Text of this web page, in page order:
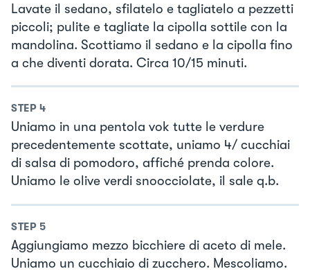
Lavate il sedano, sfilatelo e tagliatelo a pezzetti
piccoli; pulite e tagliate la cipolla sottile con la
mandolina. Scottiamo il sedano e la cipolla fino
a che diventi dorata. Circa 10/15 minuti.
STEP 4
Uniamo in una pentola vok tutte le verdure
precedentemente scottate, uniamo 4/ cucchiai
di salsa di pomodoro, affiché prenda colore.
Uniamo le olive verdi snoocciolate, il sale q.b.
STEP 5
Aggiungiamo mezzo bicchiere di aceto di mele.
Uniamo un cucchiaio di zucchero. Mescoliamo.